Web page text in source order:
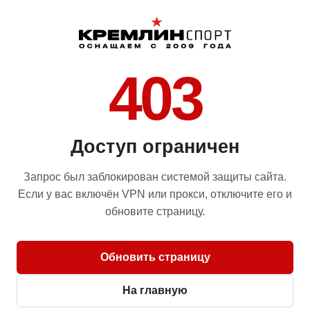
403
Доступ ограничен
Запрос был заблокирован системой защиты сайта.
Если у вас включён VPN или прокси, отключите его и
обновите страницу.
Обновить страницу
На главную